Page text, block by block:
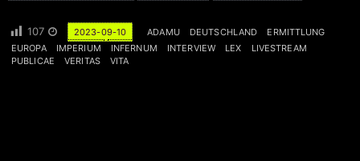
107 2023-09-10 ADAMU DEUTSCHLAND
ERMITTLUNG
EUROPA
IMPERIUM INFERNUM INTERVIEW LEX
LIVESTREAM
PUBLICAE
VERITAS VITA